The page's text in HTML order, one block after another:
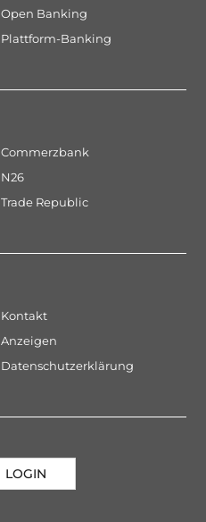
Open Banking
Plattform-Banking
Commerzbank
N26
Trade Republic
Kontakt
Anzeigen
Datenschutzerklärung
LOGIN